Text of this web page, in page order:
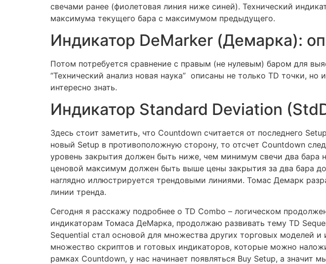
свечами ранее (фиолетовая линия ниже синей). Технический
максимума текущего бара с максимумом предыдущего.
Индикатор DeMarker (Демарка):
Потом потребуется сравнение с правым (не нулевым) баром для
“Технический анализ новая наука” описаны не только TD точки,
интересно знать.
Индикатор Standard Deviation
Здесь стоит заметить, что Countdown считается от последнего
новый Setup в противоположную сторону, то отсчет Countdown
уровень закрытия должен быть ниже, чем минимум свечи два
ценовой максимум должен быть выше цены закрытия за два бара
наглядно иллюстрируется трендовыми линиями. Томас Демарк
линии тренда.
Сегодня я расскажу подробнее о TD Combo – логическом
индикаторам Томаса ДеМарка, продолжаю развивать тему TD
Sequential стал основой для множества других торговых моделей
множество скриптов и готовых индикаторов, которые можно
рамках Countdown, у нас начинает появляться Buy Setup, а значит